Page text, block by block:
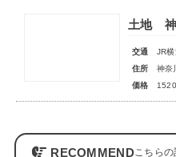
土地 神
交通
JR
住所
神奈
価格
RECOMMEND